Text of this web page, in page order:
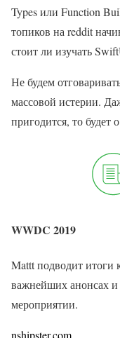
Types или Function
топиков на reddit
стоит ли изучать
Не будем
массовой истерии.
пригодится, то будет
WWDC 2019
Mattt подводит итоги
важнейших анонсах и
мероприятии.
nshipster.com